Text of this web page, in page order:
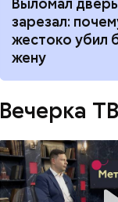
зарезал:
жестоко убил
жену
Вечерка ТВ